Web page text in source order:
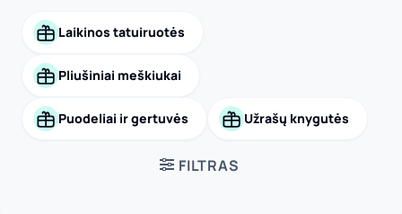
spalvinimo priemonėms, juk taip smagu vaikams turėti
išskirtinius daiktus. Manodovanos.lt parduotuvėje
rasite daugiau išskirtinių dovanų idėjų vaikams pagal
progą. Dovanokite tik originalias dovanas!
Laikinos tatuiruotės
Pliušiniai meškiukai
Puodeliai ir gertuvės Užrašų knygutės
FILTRAS